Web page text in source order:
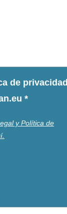
de privacidad
*
y Política de